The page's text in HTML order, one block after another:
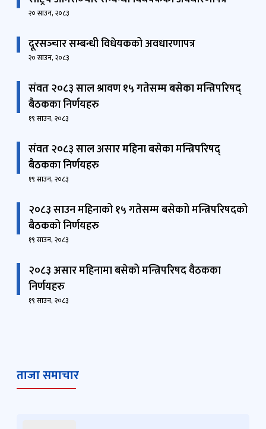
२० साउन, २०८३
दूरसञ्‍चार सम्बन्धी विधेयकको अवधारणापत्र
२० साउन, २०८३
संवत २०८३ साल श्रावण १५ गतेसम्म बसेका मन्त्रिपरिषद्
बैठकका निर्णयहरु
१९ साउन, २०८३
संवत २०८३ साल असार महिना बसेका मन्त्रिपरिषद्
बैठकका निर्णयहरु
१९ साउन, २०८३
२०८३ साउन महिनाको १५ गतेसम्म बसेकाो मन्त्रिपरिषदको
बैठकको निर्णयहरु
१९ साउन, २०८३
२०८३ असार महिनामा बसेको मन्त्रिपरिषद वैठकका
निर्णयहरु
१९ साउन, २०८३
ताजा समाचार